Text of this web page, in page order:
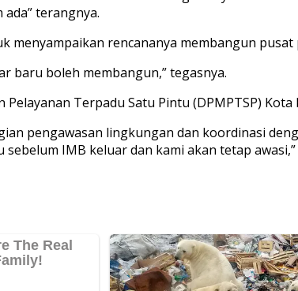
terangnya.
rencananya membangun pusat
baru boleh membangun,” tegasnya.
Terpadu Satu Pintu (DPMPTSP)
pengawasan lingkungan dan koordinasi
IMB keluar dan kami akan tetap